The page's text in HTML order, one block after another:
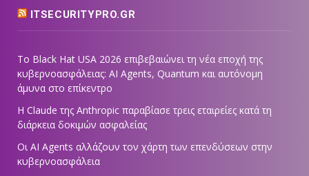
ITSECURITYPRO.GR
Το Black Hat USA 2026 επιβεβαιώνει τη νέα εποχή της
κυβερνοασφάλειας: AI Agents, Quantum και αυτόνομη
άμυνα στο επίκεντρο
Η Claude της Anthropic παραβίασε τρεις εταιρείες κατά τη
διάρκεια δοκιμών ασφαλείας
Οι AI Agents αλλάζουν τον χάρτη των επενδύσεων στην
κυβερνοασφάλεια